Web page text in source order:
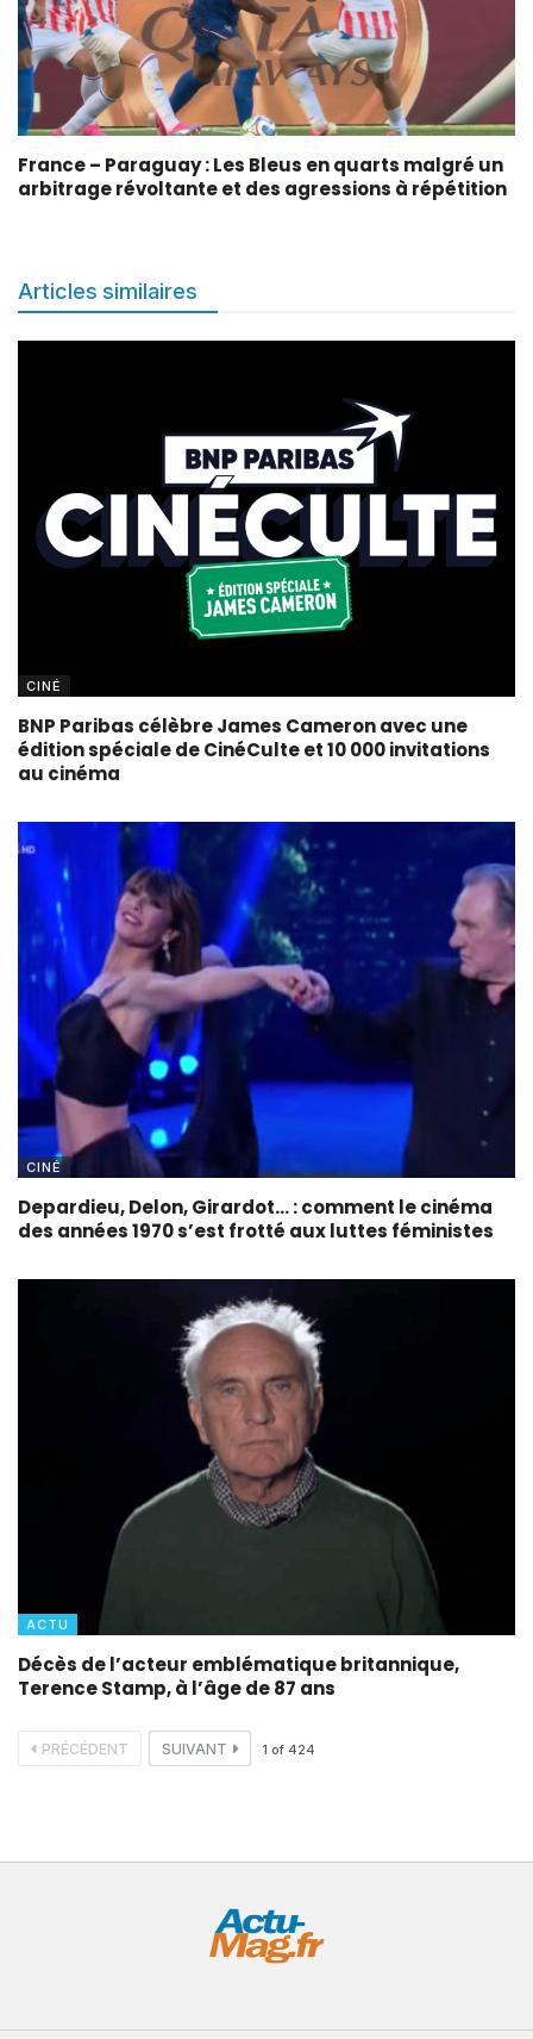
France – Paraguay : Les Bleus en quarts malgré un
arbitrage révoltante et des agressions à répétition
Articles similaires
CINÉ
BNP Paribas célèbre James Cameron avec une
édition spéciale de CinéCulte et 10 000 invitations
au cinéma
CINÉ
Depardieu, Delon, Girardot… : comment le cinéma
des années 1970 s’est frotté aux luttes féministes
ACTU
Décès de l’acteur emblématique britannique,
Terence Stamp, à l’âge de 87 ans
PRÉCÉDENT SUIVANT 1 of 424